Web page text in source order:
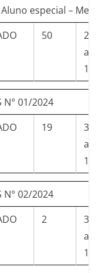
Aluno especial –
50
a
N° 01/2024
19
a
N° 02/2024
2
a